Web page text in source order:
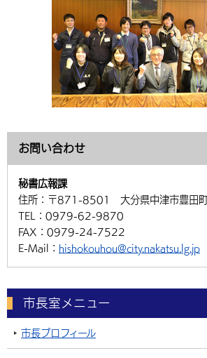
お問い合わせ
秘書広報課
住所： 〒871-8501 大分県中津市豊田
TEL： 0979-62-9870
FAX： 0979-24-7522
E-Mail： hishokouhou@city.nakatsu.lg.jp
市長室メニュー
市長プロフィール